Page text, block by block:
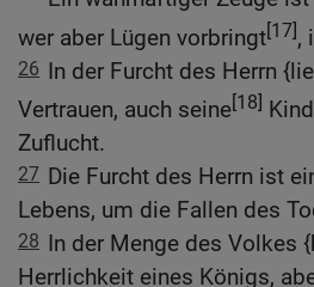
wer aber Lügen vorbringt[17],
26 In der Furcht des Herrn
Vertrauen, auch seine[18]
Zuflucht.
27 Die Furcht des Herrn ist
Lebens, um die Fallen des
28 In der Menge des Volkes
Herrlichkeit eines Königs,